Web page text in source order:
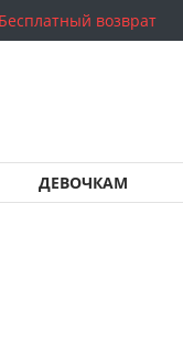
Бесплатный возврат
ДЕВОЧКАМ